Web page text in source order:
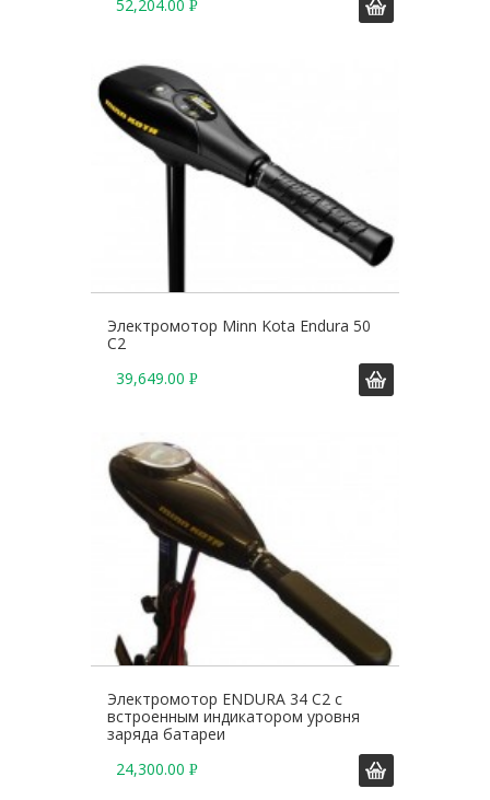
52,204.00 Р
.
Электромотор Minn Kota Endura 50
C2
39,649.00 Р
.
Электромотор ENDURA 34 C2 с
встроенным индикатором уровня
заряда батареи
24,300.00 Р